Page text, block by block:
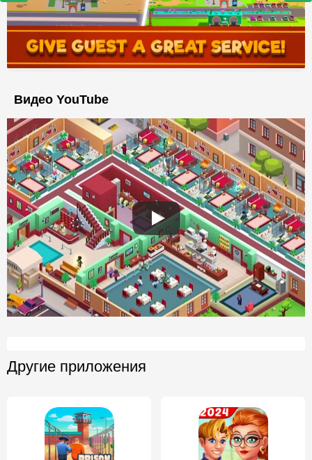
Видео YouTube
Другие приложения